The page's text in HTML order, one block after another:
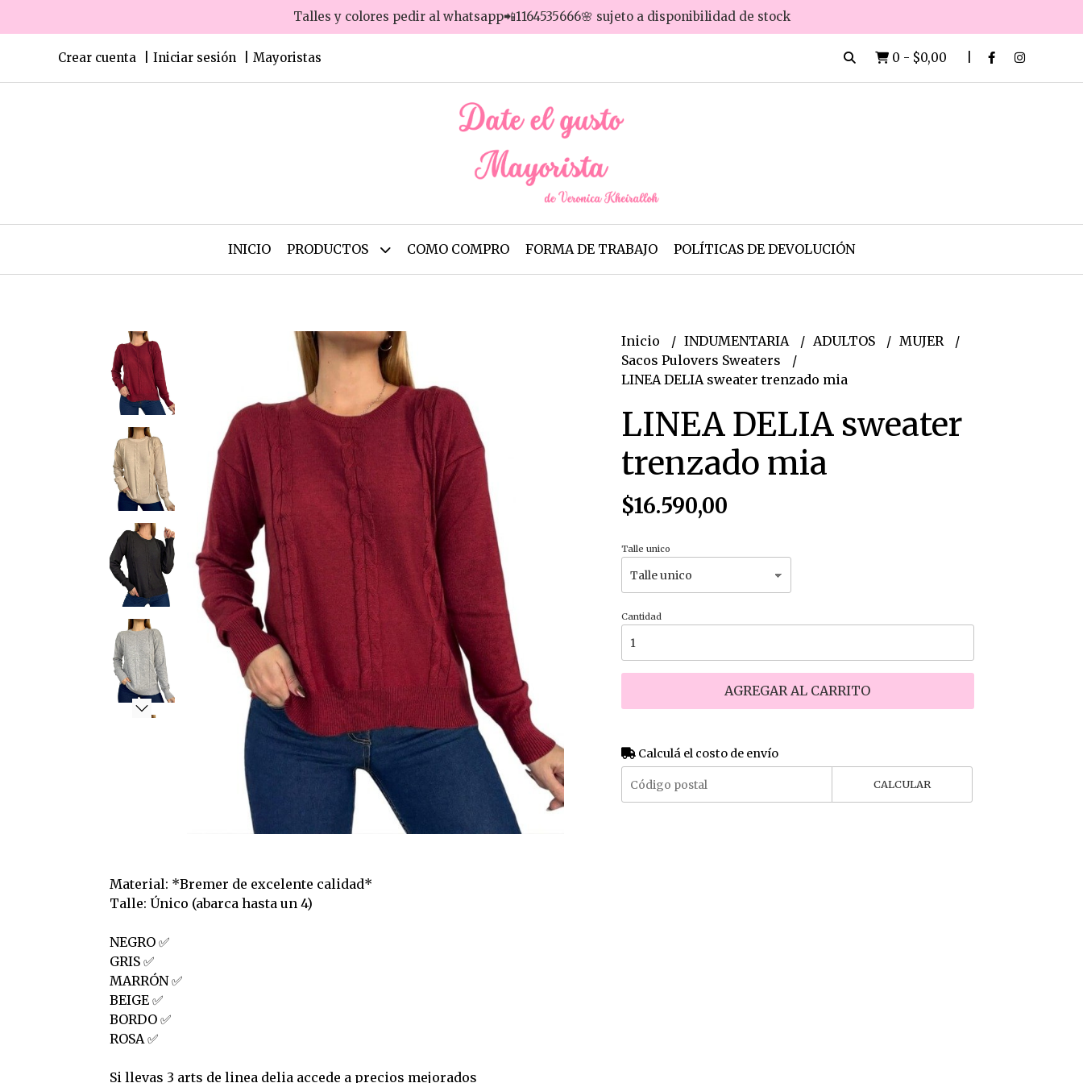
Talles y colores pedir al whatsapp📲1164535666🌸 sujeto a disponibilidad de stock
Crear cuenta Iniciar sesión Mayoristas 0 - $0,00
INICIO PRODUCTOS COMO COMPRO FORMA DE TRABAJO POLÍTICAS DE DEVOLUCIÓN
Material: *Bremer de excelente calidad*
Talle: Único (abarca hasta un 4)
NEGRO ✅️
GRIS ✅️
MARRÓN ✅️
BEIGE ✅️
BORDO ✅️
ROSA ✅️
Si llevas 3 arts de linea delia accede a precios mejorados
Inicio INDUMENTARIA ADULTOS
MUJER
Sacos Pulovers Sweaters
LINEA DELIA sweater trenzado mia
LINEA DELIA sweater
trenzado mia
$16.590,00
Talle unico
Cantidad
AGREGAR AL CARRITO
Calculá el costo de envío
CALCULAR